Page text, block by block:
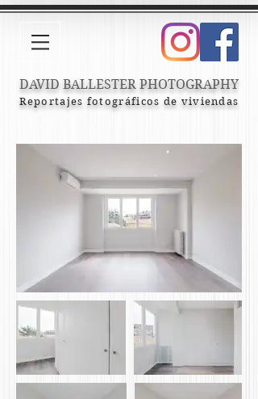
Reportajes fotográficos de viviendas
DAVID BALLESTER PHOTOGRAPHY